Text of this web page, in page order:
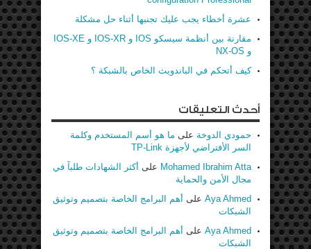
عشرة أخطاء يجب عليك تجنبها أثناء حل مشكلة
مقارنة بين أنظمة سيسكو IOS و IOS-XR و IOS-XE
و NX-OS
كيف أتحكم في الباندويث الخاص بالشبكة ؟
أحدث التعليقات
حمودي الدوخة على ما هو أسم المستخدم وكلمة
السر الأفتراضي لأجهزة TP-Link
Mohamed Ibrahim Atta على أكثر الشهادات طلباً في
مجال الأمن والحماية
Aya Ahmed على أهم البرامج الخاصة بتصميم وتوثيق
الشبكات
Aya Ahmed على أهم البرامج الخاصة بتصميم وتوثيق
الشبكات